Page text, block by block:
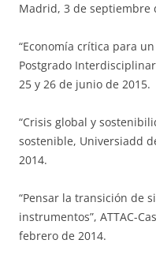
Madrid, 3 de septiembre
“Economía crítica para
Postgrado
25 y 26 de junio de 2015.
“Crisis global y
sostenible, Universiadd
2014.
“Pensar la transición de
instrumentos”, ATTAC-
febrero de 2014.